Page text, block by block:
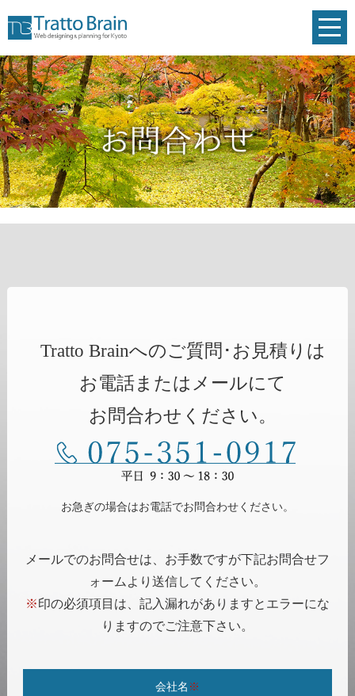
Tratto Brainへのご質問･お見積りは
お電話またはメールにて
お問合わせください。
お急ぎの場合はお電話でお問合わせください。
メールでのお問合せは、お手数ですが下記お問合せフ
ォームより送信してください。
※印の必須項目は、記入漏れがありますとエラーにな
りますのでご注意下さい。
会社名 ※